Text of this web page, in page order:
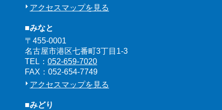
アクセスマップを見る
■みなと
〒455-0001
名古屋市港区七番町3丁目1-3
TEL： 052-659-7020
FAX：052-654-7749
アクセスマップを見る
■みどり